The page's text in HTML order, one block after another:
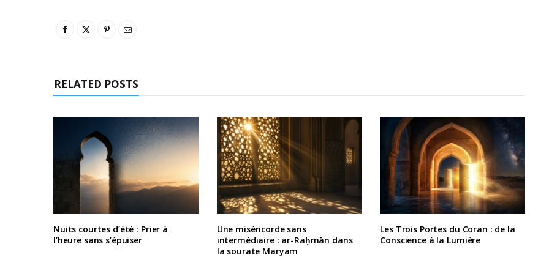
RELATED POSTS
Nuits courtes d’été : Prier à
l’heure sans s’épuiser
Une miséricorde sans
intermédiaire : ar-Raḥmān dans
la sourate Maryam
Les Trois Portes du Coran : de la
Conscience à la Lumière